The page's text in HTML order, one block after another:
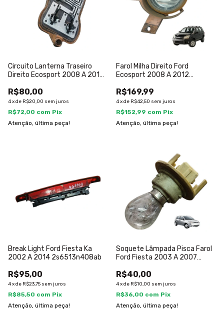
Circuito Lanterna Traseiro
Direito Ecosport 2008 A 2012
R$80,00
4xde R$20,00 sem juros
R$72,00 com Pix
Atenção, última peça!
Farol Milha Direito Ford
Ecosport 2008 A 2012
R$169,99
4xde R$42,50 sem juros
R$152,99 com Pix
Atenção, última peça!
Break Light Ford Fiesta Ka
2002 A 2014 2s6513n408ab
R$95,00
4xde R$23,75 sem juros
R$85,50 com Pix
Atenção, última peça!
Soquete Lâmpada Pisca Farol
Ford Fiesta 2003 A 2007
R$40,00
4xde R$10,00 sem juros
R$36,00 com Pix
Atenção, última peça!